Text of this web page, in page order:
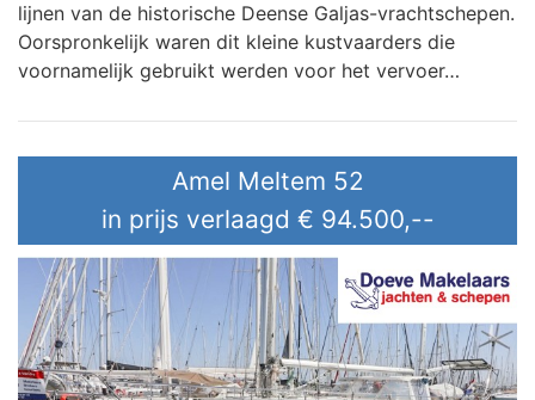
lijnen van de historische Deense Galjas-vrachtschepen.
Oorspronkelijk waren dit kleine kustvaarders die
voornamelijk gebruikt werden voor het vervoer…
Amel Meltem 52
in prijs verlaagd € 94.500,--